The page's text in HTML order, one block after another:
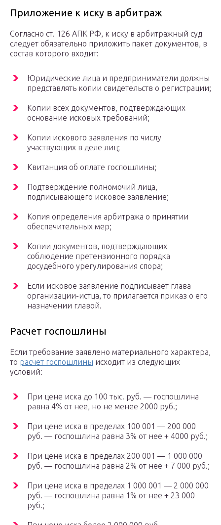
Приложение к иску в арбитраж
Согласно ст. 126 АПК РФ, к иску в арбитражный суд
следует обязательно приложить пакет документов, в
состав которого входит:
Юридические лица и предприниматели должны
представлять копии свидетельств о регистрации;
Копии всех документов, подтверждающих
основание исковых требований;
Копии искового заявления по числу
участвующих в деле лиц;
Квитанция об оплате госпошлины;
Подтверждение полномочий лица,
подписывающего исковое заявление;
Копия определения арбитража о принятии
обеспечительных мер;
Копии документов, подтверждающих
соблюдение претензионного порядка
досудебного урегулирования спора;
Если исковое заявление подписывает глава
организации-истца, то прилагается приказ о его
назначении главой.
Расчет госпошлины
Если требование заявлено материального характера,
то расчет госпошлины исходит из следующих
условий:
При цене иска до 100 тыс. руб. — госпошлина
равна 4% от нее, но не менее 2000 руб.;
При цене иска в пределах 100 001 — 200 000
руб. — госпошлина равна 3% от нее + 4000 руб.;
При цене иска в пределах 200 001 — 1 000 000
руб. — госпошлина равна 2% от нее + 7 000 руб.;
При цене иска в пределах 1 000 001 — 2 000 000
руб. — госпошлина равна 1% от нее + 23 000
руб.;